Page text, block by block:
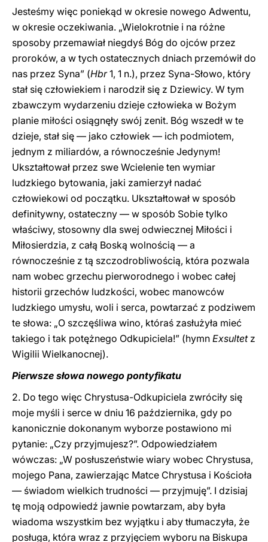
Jesteśmy więc poniekąd w okresie nowego Adwentu,
w okresie oczekiwania. „Wielokrotnie i na różne
sposoby przemawiał niegdyś Bóg do ojców przez
proroków, a w tych ostatecznych dniach przemówił do
nas przez Syna” (Hbr1, 1 n.), przez Syna-Słowo, który
stał się człowiekiem i narodził się z Dziewicy. W tym
zbawczym wydarzeniu dzieje człowieka w Bożym
planie miłości osiągnęły swój zenit. Bóg wszedł w te
dzieje, stał się — jako człowiek — ich podmiotem,
jednym z miliardów, a równocześnie Jedynym!
Ukształtował przez swe Wcielenie ten wymiar
ludzkiego bytowania, jaki zamierzył nadać
człowiekowi od początku. Ukształtował w sposób
definitywny, ostateczny — w sposób Sobie tylko
właściwy, stosowny dla swej odwiecznej Miłości i
Miłosierdzia, z całą Boską wolnością — a
równocześnie z tą szczodrobliwością, która pozwala
nam wobec grzechu pierworodnego i wobec całej
historii grzechów ludzkości, wobec manowców
ludzkiego umysłu, woli i serca, powtarzać z podziwem
te słowa: „O szczęśliwa wino, któraś zasłużyła mieć
takiego i tak potężnego Odkupiciela!” (hymn Exsultetz
Wigilii Wielkanocnej).
Pierwsze słowa nowego pontyfikatu
2. Do tego więc Chrystusa-Odkupiciela zwróciły się
moje myśli i serce w dniu 16 października, gdy po
kanonicznie dokonanym wyborze postawiono mi
pytanie: „Czy przyjmujesz?”. Odpowiedziałem
wówczas: „W posłuszeństwie wiary wobec Chrystusa,
mojego Pana, zawierzając Matce Chrystusa i Kościoła
— świadom wielkich trudności — przyjmuję”. I dzisiaj
tę moją odpowiedź jawnie powtarzam, aby była
wiadoma wszystkim bez wyjątku i aby tłumaczyła, że
posługa, która wraz z przyjęciem wyboru na Biskupa